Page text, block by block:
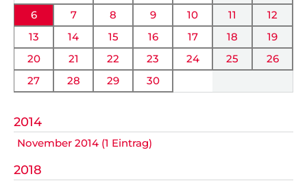
6
7 8 9 10 11
12
13
14 15 16 17 18
19
20
21 22 23 24 25
26
27
28 29 30
2014
November 2014 (1 Eintrag)
2018
Verwaltung Intern
Fanshop
VEREIN
Vereinssatzung
Schutzkonzept
Impressum
Datenschutz
KOOPERATIONEN